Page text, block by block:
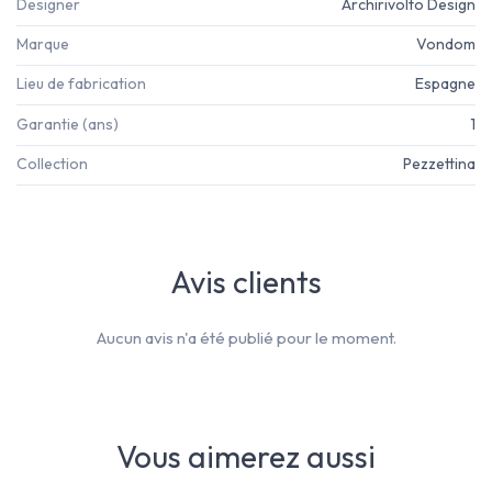
Designer Archirivolto Design
Marque Vondom
Lieu de fabrication Espagne
Garantie (ans) 1
Collection Pezzettina
Vous aimerez aussi
Avis clients
Aucun avis n'a été publié pour le moment.